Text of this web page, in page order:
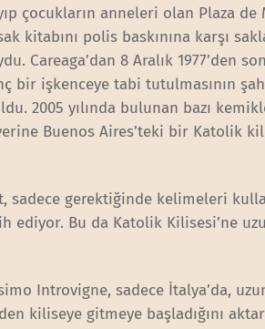
çocukların anneleri olan Plaza de
kitabını polis baskınına karşı
Careaga’dan 8 Aralık 1977’den
bir işkenceye tabi tutulmasının
2005 yılında bulunan bazı
Buenos Aires’teki bir Katolik
sadece gerektiğinde kelimeleri
ediyor. Bu da Katolik Kilisesi’ne
Introvigne, sadece İtalya’da,
kiliseye gitmeye başladığını